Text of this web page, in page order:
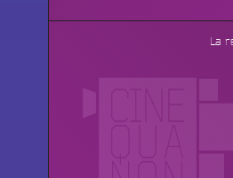
La